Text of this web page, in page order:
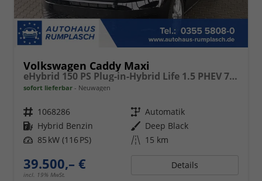
Volkswagen Caddy Maxi
eHybrid 150 PS Plug-in-Hybrid Life 1.5 PHEV 7 Sitze DSG
sofort lieferbar Neuwagen
Fahrzeugnr. 1068286 Getriebe Automatik
Kraftstoff Hybrid Benzin Außenfarbe Deep Black
Leistung 85 kW (116 PS) Kilometerstand 15 km
39.500,– €
incl. 19% MwSt.
Details